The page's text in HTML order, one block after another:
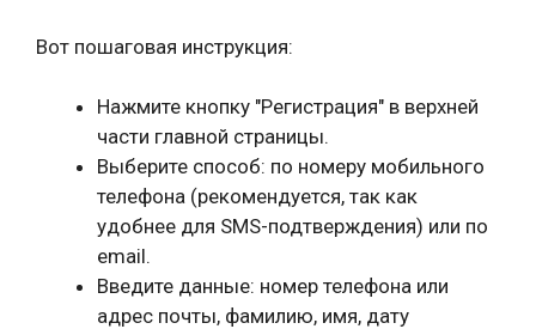
Вот пошаговая инструкция:
Нажмите кнопку "Регистрация" в верхней
части главной страницы.
Выберите способ: по номеру мобильного
телефона (рекомендуется, так как
удобнее для SMS-подтверждения) или по
email.
Введите данные: номер телефона или
адрес почты, фамилию, имя, дату